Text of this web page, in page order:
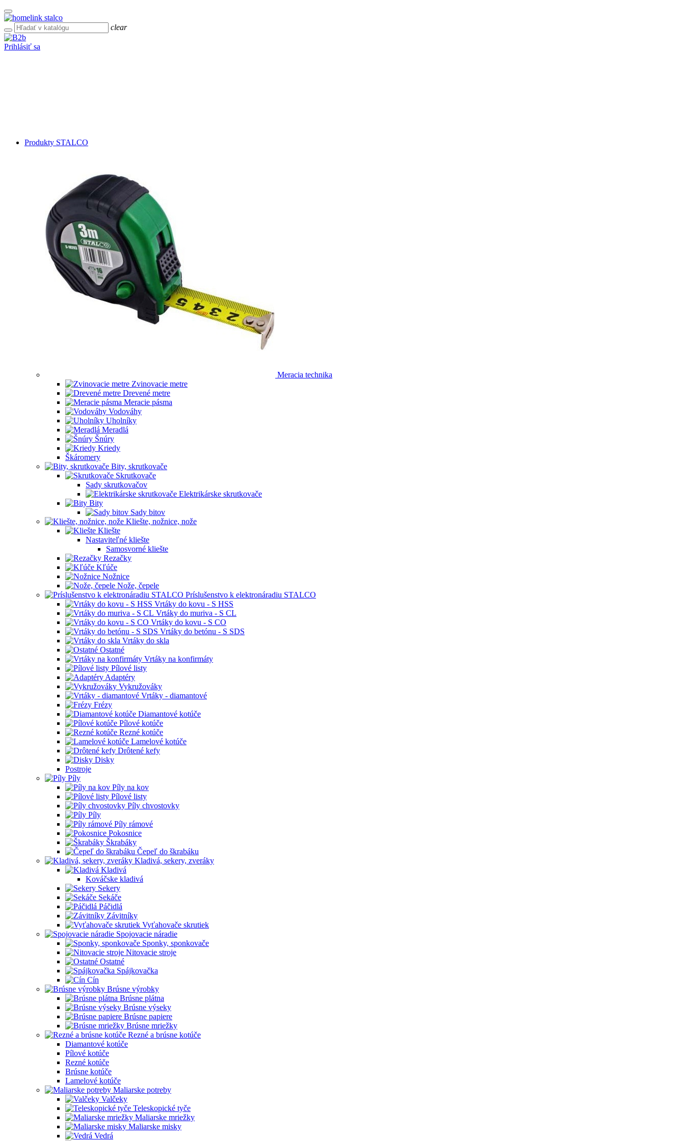
clear
Prihlásiť sa
Produkty STALCO
Meracia technika
Zvinovacie metre
Drevené metre
Meracie pásma
Vodováhy
Uholníky
Meradlá
Šnúry
Kriedy
Škáromery
Bity, skrutkovače
Skrutkovače
Sady skrutkovačov
Elektrikárske skrutkovače
Bity
Sady bitov
Kliešte, nožnice, nože
Kliešte
Nastaviteľné kliešte
Samosvorné kliešte
Rezačky
Kľúče
Nožnice
Nože, čepele
Príslušenstvo k elektronáradiu STALCO
Vrtáky do kovu - S HSS
Vrtáky do muriva - S CL
Vrtáky do kovu - S CO
Vrtáky do betónu - S SDS
Vrtáky do skla
Ostatné
Vrtáky na konfirmáty
Pílové listy
Adaptéry
Vykružováky
Vrtáky - diamantové
Frézy
Diamantové kotúče
Pílové kotúče
Rezné kotúče
Lamelové kotúče
Drôtené kefy
Disky
Postroje
Píly
Píly na kov
Pílové listy
Píly chvostovky
Píly
Píly rámové
Pokosnice
Škrabáky
Čepeľ do škrabáku
Kladivá, sekery, zveráky
Kladivá
Kováčske kladivá
Sekery
Sekáče
Páčidlá
Závitníky
Vyťahovače skrutiek
Spojovacie náradie
Sponky, sponkovače
Nitovacie stroje
Ostatné
Spájkovačka
Cín
Brúsne výrobky
Brúsne plátna
Brúsne výseky
Brúsne papiere
Brúsne mriežky
Rezné a brúsne kotúče
Diamantové kotúče
Pílové kotúče
Rezné kotúče
Brúsne kotúče
Lamelové kotúče
Maliarske potreby
Valčeky
Teleskopické tyče
Maliarske mriežky
Maliarske misky
Vedrá